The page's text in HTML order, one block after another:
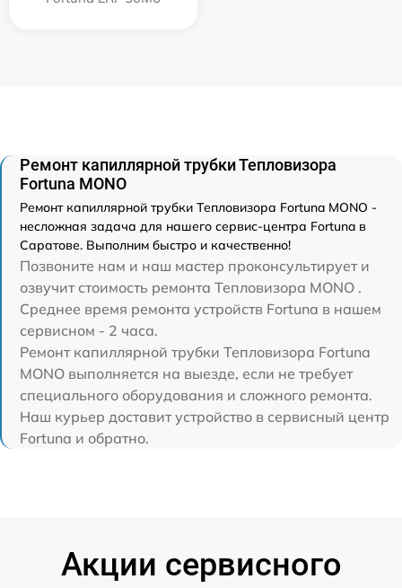
Ремонт капиллярной трубки Тепловизора
Fortuna MONO
Ремонт капиллярной трубки Тепловизора Fortuna MONO -
несложная задача для нашего сервис-центра Fortuna в
Саратове. Выполним быстро и качественно!
Позвоните нам и наш мастер проконсультирует и
озвучит стоимость ремонта Тепловизора MONO .
Среднее время ремонта устройств Fortuna в нашем
сервисном - 2 часа.
Ремонт капиллярной трубки Тепловизора Fortuna
MONO выполняется на выезде, если не требует
специального оборудования и сложного ремонта.
Наш курьер доставит устройство в сервисный центр
Fortuna и обратно.
Акции сервисного